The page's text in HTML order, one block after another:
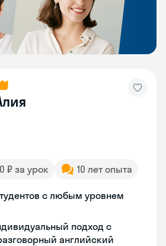
₽ за урок 10 лет опыта
с любым уровнем
подход с
английский